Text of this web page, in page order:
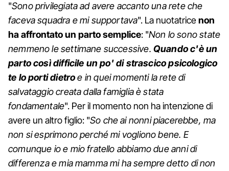
"Sono privilegiata ad avere accanto una rete che
faceva squadra e mi supportava". La nuotatricenon
ha affrontato un parto semplice: "Non lo sono state
nemmeno le settimane successive. Quando c'è un
parto così difficile un po' di strascico psicologico
te lo porti dietroe in quei momenti la rete di
salvataggio creata dalla famiglia è stata
fondamentale". Per il momento non ha intenzione di
avere un altro figlio: "So che ai nonni piacerebbe, ma
non si esprimono perché mi vogliono bene. E
comunque io e mio fratello abbiamo due anni di
differenza e mia mamma mi ha sempre detto di non